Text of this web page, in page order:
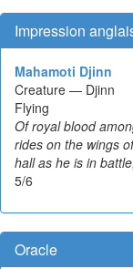
Impression
Mahamoti Djinn
Creature — Djinn
Flying
Of royal blood
rides on the wings
hall as he is in
5/6
Oracle